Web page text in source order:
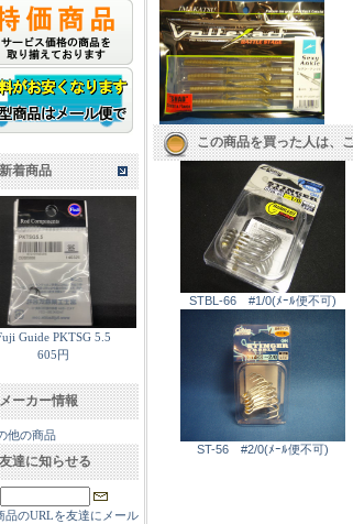
新着商品
Guide PKTSG 5.5
605円
メーカー情報
他の商品
友達に知らせる
品のURLを友達にメール
この商品を買った人は、
STBL-66 #1/0(ﾒｰﾙ便不可)
ST-56 #2/0(ﾒｰﾙ便不可)